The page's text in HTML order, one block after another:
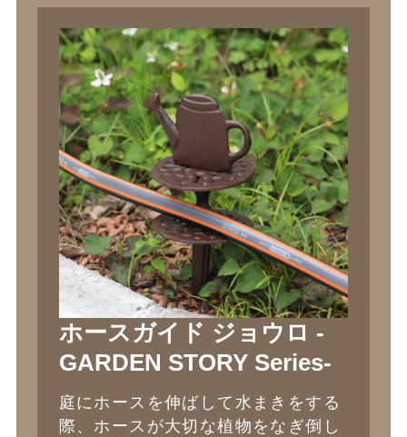
ホースガイド ジョウロ -
GARDEN STORY Series-
庭にホースを伸ばして水まきをする
際、ホースが大切な植物をなぎ倒し